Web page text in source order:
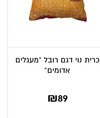
כרית נוי דגם רובל “מעגלים
אדומים”
₪89